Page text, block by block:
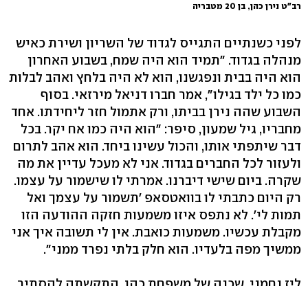
רב"ט נירן כהן, בן 20 מטבריה
לפני כשנתיים התגייס לגדוד של השריון ושירת כאיש
מנהלה בגדוד. "תמיד הוא היה שמח, בשבוע האחרון
הוא היה בבית ונפגשנו, הוא לא היה בלחץ ואהב לבלות
כמו כל ילד בגילו", אמר חברו דניאל מירזאי. בסוף
השבוע שהה נירן בביתו, ורק אתמול חזר ליחידתו. אחד
מחבריו, גיל שמעון, סיפר: "הוא היה כמו אח יקר. בכל
דבר שיתפתי אותו, והכול עשינו ביחד. הוא אהב לתרום
ולעזור לכל החברים בגדוד. אני לא מעכל עדיין את מה
שקרה. ביום שישי דיברנו. אמרתי לו שישמור על עצמו.
רק היום כתבתי לו בוואטסאפ 'תשמור על עצמך ואל
תמות לי'. לא נתפס איזו משמעות חזקה ההודעה הזו
מקבלת עכשיו. משמעות כואבת. אין לי תשובה איך אני
ממשיך מפה בלעדיו. הוא חלק בלתי נפרד ממני".